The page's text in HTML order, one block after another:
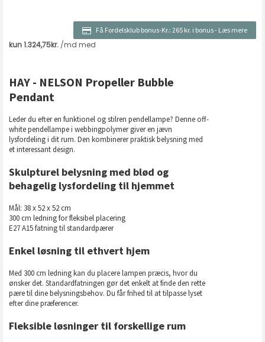
Få Fordelsklub bonus-Kr.: 265 kr. i bonus- Læs mere
HAY - NELSON Propeller Bubble
Pendant
Leder du efter en funktionel og stilren pendellampe? Denne off-
white pendellampe i webbingpolymer giver en jævn
lysfordeling i dit rum. Den kombinerer praktisk belysning med
et interessant design.
Skulpturel belysning med blød og
behagelig lysfordeling til hjemmet
Mål: 38 x 52 x 52 cm
300 cm ledning for fleksibel placering
E27 A15 fatning til standardpærer
Enkel løsning til ethvert hjem
Med 300 cm ledning kan du placere lampen præcis, hvor du
ønsker det. Standardfatningen gør det enkelt at finde den rette
pære til dine belysningsbehov. Du får frihed til at tilpasse lyset
efter dine præferencer.
Fleksible løsninger til forskellige rum